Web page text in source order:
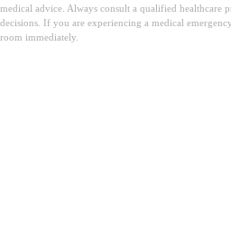
medical advice. Always consult a qualified healthcare
decisions. If you are experiencing a medical
room immediately.